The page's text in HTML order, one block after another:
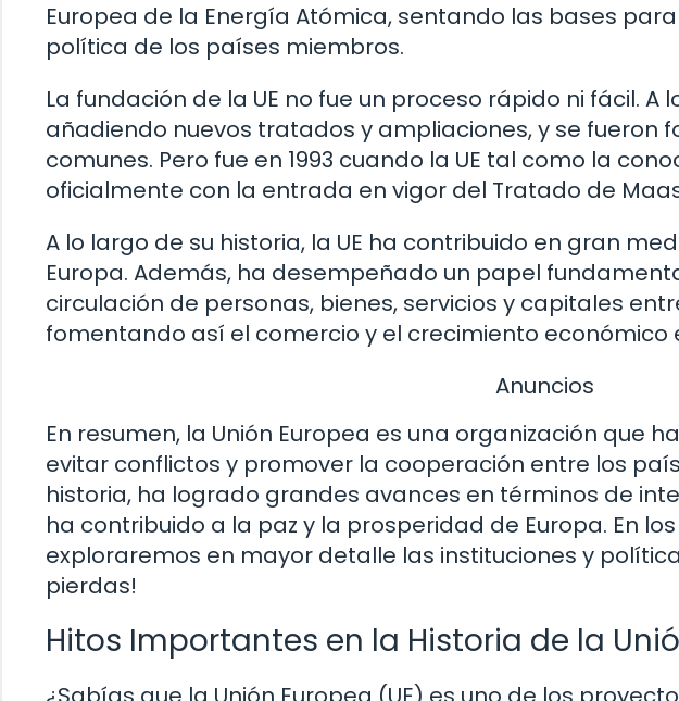
Europea de la Energía Atómica, sentando las bases
política de los países miembros.
La fundación de la UE no fue un proceso rápido ni fácil. A
añadiendo nuevos tratados y ampliaciones, y se fueron
comunes. Pero fue en 1993 cuando la UE tal como la
oficialmente con la entrada en vigor del Tratado de
A lo largo de su historia, la UE ha contribuido en gran
Europa. Además, ha desempeñado un papel
circulación de personas, bienes, servicios y capitales
fomentando así el comercio y el crecimiento económico
Anuncios
En resumen, la Unión Europea es una organización que
evitar conflictos y promover la cooperación entre los
historia, ha logrado grandes avances en términos de
ha contribuido a la paz y la prosperidad de Europa. En
exploraremos en mayor detalle las instituciones y
pierdas!
Hitos Importantes en la Historia de la